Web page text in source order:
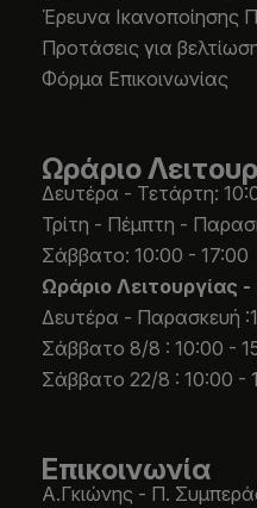
Έρευνα Ικανοποίησης
Προτάσεις για
Φόρμα Επικοινωνίας
Ωράριο
Δευτέρα - Τετάρτη:
Τρίτη - Πέμπτη -
Σάββατο: 10:00 - 17:00
Ωράριο Λειτουργίας -
Δευτέρα - Παρασκευή
Σάββατο 8/8 : 10:00 -
Σάββατο 22/8 : 10:00 -
Επικοινωνία
Α.Γκιώνης - Π.